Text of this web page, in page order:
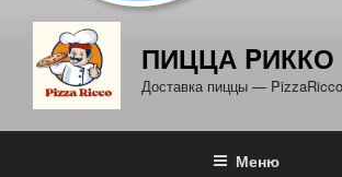
ПИЦЦА PИККО
Доставка пиццы — PizzaRicco
Меню